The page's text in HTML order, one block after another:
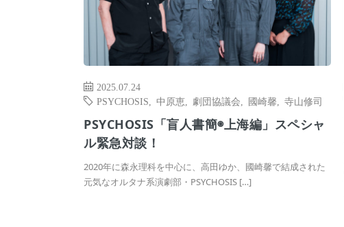
2025.07.24
PSYCHOSIS
中原恵 劇団協議会 國崎馨 寺山修司
PSYCHOSIS「盲人書簡◉上海編」スペシャ
ル緊急対談！
2020年に森永理科を中心に、高田ゆか、國崎馨で結成された
元気なオルタナ系演劇部・PSYCHOSIS […]